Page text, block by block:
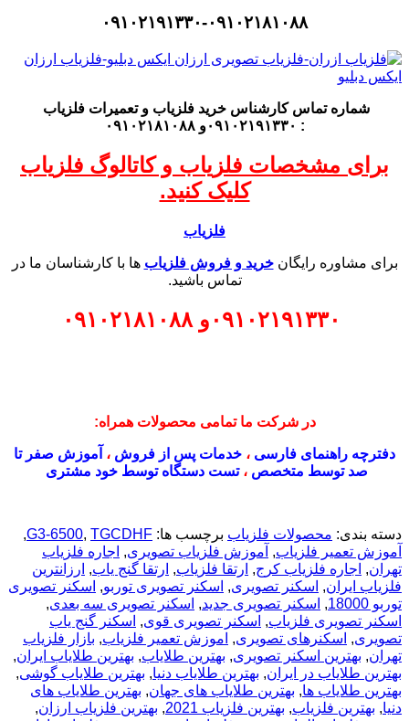
۰۹۱۰۲۱۹۱۳۳۰-۰۹۱۰۲۱۸۱۰۸۸
شماره تماس کارشناس خرید فلزیاب و تعمیرات فلزیاب
: ۰۹۱۰۲۱۹۱۳۳۰و ۰۹۱۰۲۱۸۱۰۸۸
برای مشخصات فلزیاب و کاتالوگ فلزیاب
کلیک کنید.
فلزیاب
برای مشاوره رایگانخرید و فروش فلزیاب ها با کارشناسان ما در
تماس باشید.
۰۹۱۰۲۱۹۱۳۳۰ و ۰۹۱۰۲۱۸۱۰۸۸
در شرکت ما تمامی محصولات همراه:
دفترچه راهنمای فارسی ، خدمات پس از فروش ، آموزش صفر تا
صد توسط متخصص ،تست دستگاه توسط خود مشتری
دسته بندی: محصولات فلزیاب برچسب ها: G3-6500, TGCDHF
,
آموزش تعمیر فلزیاب, آموزش فلزیاب تصویری, اجاره فلزیاب
تهران, اجاره فلزیاب کرج, ارتقا فلزیاب, ارتقا گنج یاب, ارزانترین
فلزیاب ایران, اسکنر تصویری, اسکنر تصویری توربو, اسکنر تصویری
توربو 18000
, اسکنر تصویری جدید, اسکنر تصویری سه بعدی,
اسکنر تصویری فلزیاب, اسکنر تصویری قوی, اسکنر گنج یاب
تصویری, اسکنرهای تصویری, اموزش تعمیر فلزیاب, بازار فلزیاب
تهران, بهترین اسکنر تصویری, بهترین طلایاب, بهترین طلایاب ایران,
بهترین طلایاب در ایران, بهترین طلایاب دنیا, بهترین طلایاب گوشی,
بهترین طلایاب ها, بهترین طلایاب های جهان, بهترین طلایاب های
دنیا, بهترین فلزیاب, بهترین فلزیاب 2021 , بهترین فلزیاب ارزان,